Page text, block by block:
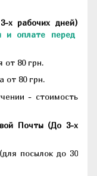
3-х рабочих дней)
и оплате перед
от 80 грн.
от 80 грн.
- стоимость
Почты (До 3-х
посылок до 30